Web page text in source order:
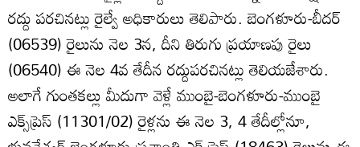
రద్దు పరచినట్లు రైల్వే అధికారులు తెలిపారు. బెంగళూరు-బీదర్‌
(06539) రైలును నెల 3న, దీని తిరుగు ప్రయాణపు రైలు
(06540) ఈ నెల 4వ తేదీన రద్దుపరచినట్లు తెలియజేశారు.
అలాగే గుంతకల్లు మీదుగా వెళ్లే ముంబై-బెంగళూరు-ముంబై
ఎక్స్‌ప్రెస్‌ (11301/02) రైళ్లను ఈ నెల 3, 4 తేదీల్లోనూ,